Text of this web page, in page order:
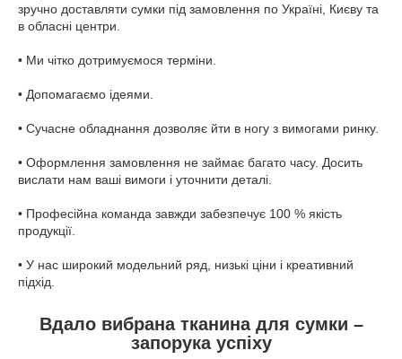
зручно доставляти сумки під замовлення по Україні, Києву та
в обласні центри.
• Ми чітко дотримуємося терміни.
• Допомагаємо ідеями.
• Сучасне обладнання дозволяє йти в ногу з вимогами ринку.
• Оформлення замовлення не займає багато часу. Досить
вислати нам ваші вимоги і уточнити деталі.
• Професійна команда завжди забезпечує 100 % якість
продукції.
• У нас широкий модельний ряд, низькі ціни і креативний
підхід.
Вдало вибрана тканина для сумки –
запорука успіху